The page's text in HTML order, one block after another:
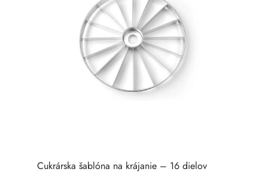
Cukrárska šablóna na krájanie – 16 dielov